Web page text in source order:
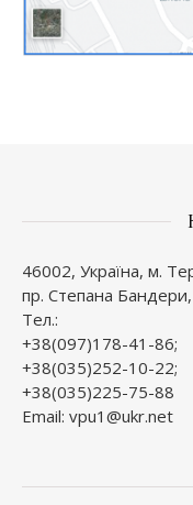
46002, Україна, м.
пр. Степана
Тел.:
+38(097)178-41-86;
+38(035)252-10-22;
+38(035)225-75-88
Email: vpu1@ukr.net